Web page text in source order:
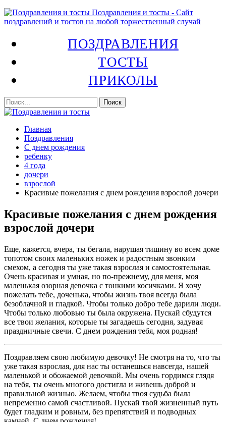
Поздравления и тосты - Сайт
поздравлений и тостов на любой торжественный случай
ПОЗДРАВЛЕНИЯ
ТОСТЫ
ПРИКОЛЫ
Главная
Поздравления
С днем рождения
ребенку
4 года
дочери
взрослой
Красивые пожелания с днем рождения взрослой дочери
Красивые пожелания с днем рождения
взрослой дочери
Еще, кажется, вчера, ты бегала, нарушая тишину во всем доме
топотом своих маленьких ножек и радостным звонким
смехом, а сегодня ты уже такая взрослая и самостоятельная.
Очень красивая и умная, но по-прежнему, для меня, моя
маленькая озорная девочка с тонкими косичками. Я хочу
пожелать тебе, доченька, чтобы жизнь твоя всегда была
безоблачной и гладкой. Чтобы только добро тебе дарили люди.
Чтобы только любовью ты была окружена. Пускай сбудутся
все твои желания, которые ты загадаешь сегодня, задувая
праздничные свечи. С днем рождения тебя, моя родная!
Поздравляем свою любимую девочку! Не смотря на то, что ты
уже такая взрослая, для нас ты останешься навсегда, нашей
маленькой и обожаемой девочкой. Мы очень гордимся глядя
на тебя, ты очень многого достигла и живешь доброй и
правильной жизнью. Желаем, чтобы твоя судьба была
непременно самой счастливой. Пускай твой жизненный путь
будет гладким и ровным, без препятствий и подводных